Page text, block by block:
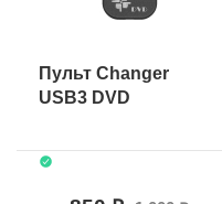
Пульт Changer
USB3 DVD